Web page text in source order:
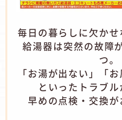
毎日の暮らしに欠かせ
給湯器は突然の故障
つ。
「お湯が出ない」「
といったトラブ
早めの点検・交換